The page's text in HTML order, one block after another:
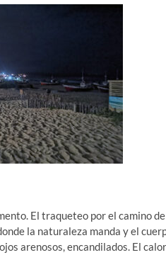
El traqueteo por el camino
la naturaleza manda y el
arenosos, encandilados. El